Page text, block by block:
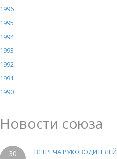
1996
1995
1994
1993
1992
1991
1990
Новости союза
30
ВСТРЕЧА